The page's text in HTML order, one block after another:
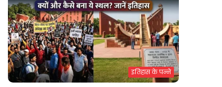
इतिहास के पन्ने